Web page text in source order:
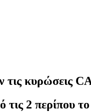
κυρώσεις
τις 2 περίπου